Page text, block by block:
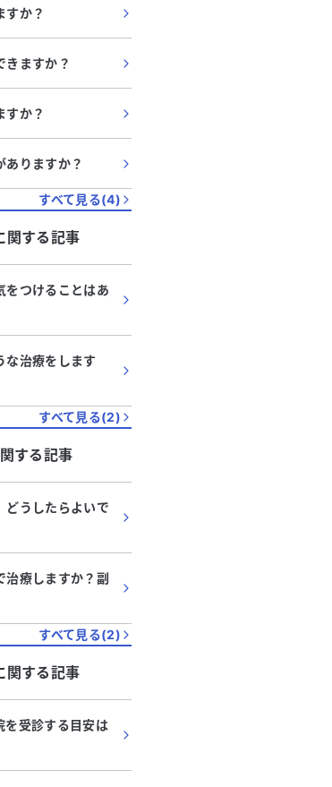
すか？
きますか？
すか？
ありますか？
すべて見る(4)
関する記事
をつけることはあ
な治療をします
すべて見る(2)
する記事
どうしたらよいで
治療しますか？副
すべて見る(2)
関する記事
を受診する目安は